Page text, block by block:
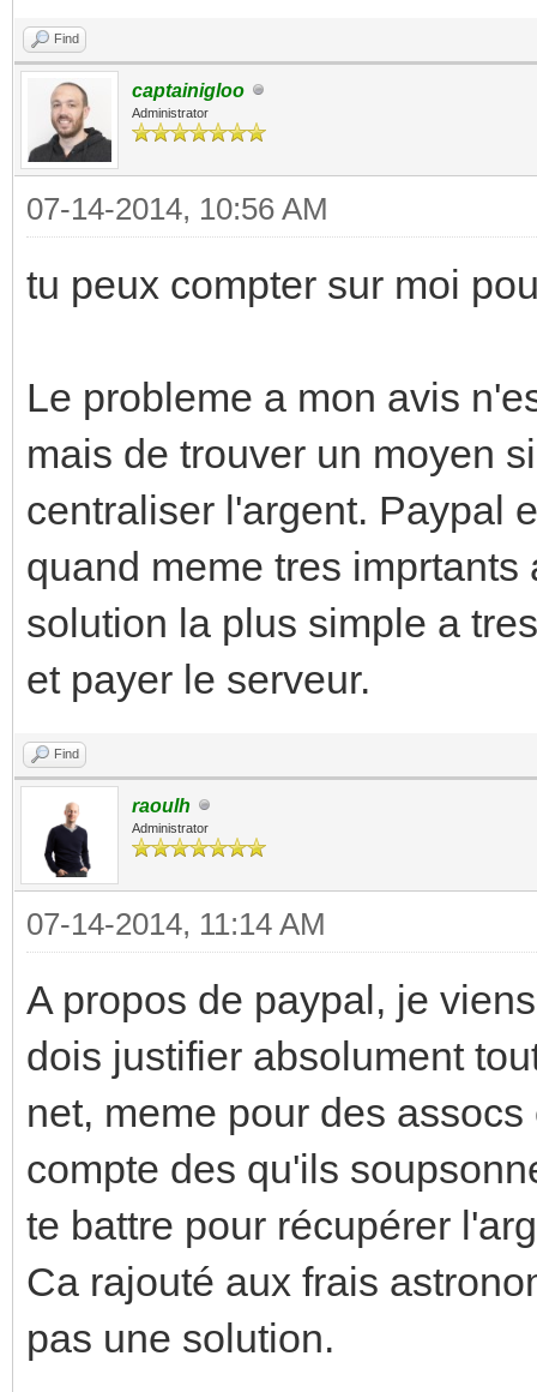
Find
captainigloo
Administrator
07-14-2014, 10:56 AM
tu peux compter sur moi
Le probleme a mon avis
mais de trouver un moyen
centraliser l'argent. Paypal
quand meme tres
solution la plus simple a
et payer le serveur.
Find
raoulh
Administrator
07-14-2014, 11:14 AM
A propos de paypal, je
dois justifier absolument
net, meme pour des
compte des qu'ils
te battre pour récupérer
Ca rajouté aux frais
pas une solution.